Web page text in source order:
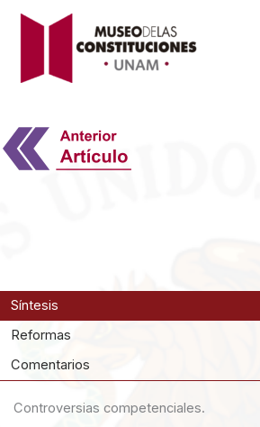
Síntesis
Reformas
Comentarios
Controversias competenciales.